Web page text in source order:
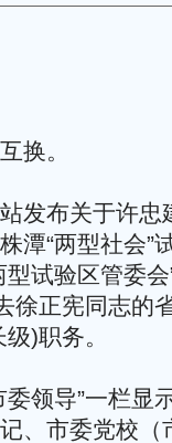
换。
布关于许忠
潭“两型社会”
试验区管委
徐正宪同志的
)职务。
领导”一栏显
、市委党校（